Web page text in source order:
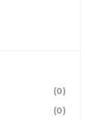
(0)
(0)